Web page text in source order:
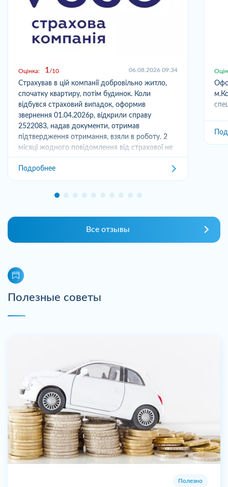
Оцінка: 1 10 06.08.2026 09:34
Страхував в цій компанії добровільно житло,
спочатку квартиру, потім будинок. Коли
відбувся страховий випадок, оформив
звернення 01.04.2026р, відкрили справу
2522083, надав документи, отримав
підтвердження отримання, взяли в роботу. 2
місяці жодного повідомлення від страхової не
отримував,...
Подробнее
Все отзывы
Полезные советы
Полезно